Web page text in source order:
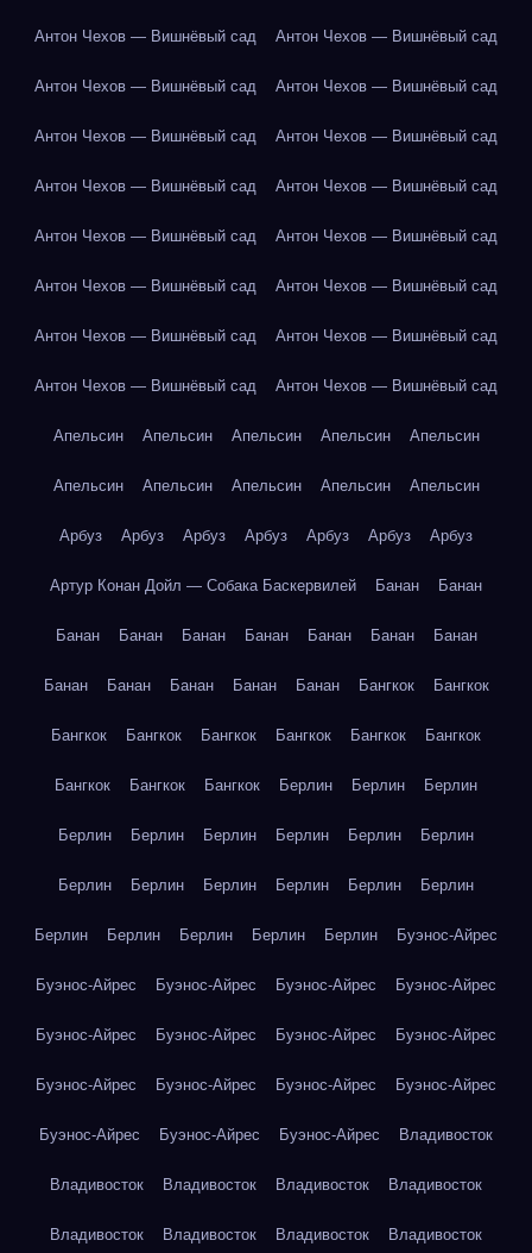
Антон Чехов — Вишнёвый сад Антон Чехов — Вишнёвый сад
Антон Чехов — Вишнёвый сад Антон Чехов — Вишнёвый сад
Антон Чехов — Вишнёвый сад Антон Чехов — Вишнёвый сад
Антон Чехов — Вишнёвый сад Антон Чехов — Вишнёвый сад
Антон Чехов — Вишнёвый сад Антон Чехов — Вишнёвый сад
Антон Чехов — Вишнёвый сад Антон Чехов — Вишнёвый сад
Антон Чехов — Вишнёвый сад Антон Чехов — Вишнёвый сад
Антон Чехов — Вишнёвый сад Антон Чехов — Вишнёвый сад
Апельсин Апельсин Апельсин Апельсин Апельсин
Апельсин Апельсин Апельсин Апельсин Апельсин
Арбуз Арбуз Арбуз Арбуз Арбуз Арбуз Арбуз
Артур Конан Дойл — Собака Баскервилей Банан Банан
Банан Банан Банан Банан Банан Банан Банан
Банан Банан Банан Банан Банан Бангкок Бангкок
Бангкок Бангкок Бангкок Бангкок Бангкок Бангкок
Бангкок Бангкок Бангкок Берлин Берлин Берлин
Берлин Берлин Берлин Берлин Берлин Берлин
Берлин Берлин Берлин Берлин Берлин Берлин
Берлин Берлин Берлин Берлин Берлин Буэнос-Айрес
Буэнос-Айрес Буэнос-Айрес Буэнос-Айрес Буэнос-Айрес
Буэнос-Айрес Буэнос-Айрес Буэнос-Айрес Буэнос-Айрес
Буэнос-Айрес Буэнос-Айрес Буэнос-Айрес Буэнос-Айрес
Буэнос-Айрес Буэнос-Айрес Буэнос-Айрес Владивосток
Владивосток Владивосток Владивосток Владивосток
Владивосток Владивосток Владивосток Владивосток